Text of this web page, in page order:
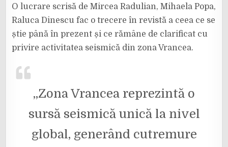
VRANCEA.
CE
SE
ȘTIE
CE
SE
O lucrare scrisă de Mircea Radulian, Mihaela Popa,
Raluca Dinescu fac o trecere în revistă a ceea ce se
știe până în prezent și ce rămâne de clarificat cu
privire activitatea seismică din zona Vrancea.
„Zona Vrancea reprezintă o
sursă seismică unică la nivel
global, generând cutremure